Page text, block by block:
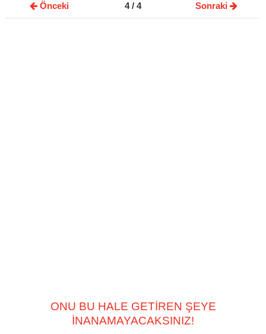
Önceki 4/ 4 Sonraki
ONU BU HALE GETİREN ŞEYE
İNANAMAYACAKSINIZ!